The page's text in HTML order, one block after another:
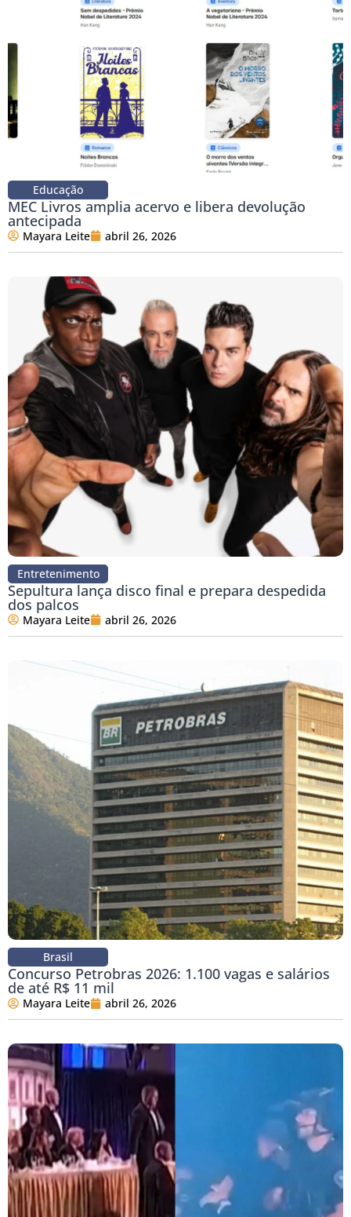
Educação
MEC Livros amplia acervo e libera devolução
antecipada
Mayara Leite abril 26, 2026
Entretenimento
Sepultura lança disco final e prepara despedida
dos palcos
Mayara Leite abril 26, 2026
Brasil
Concurso Petrobras 2026: 1.100 vagas e salários
de até R$ 11 mil
Mayara Leite abril 26, 2026